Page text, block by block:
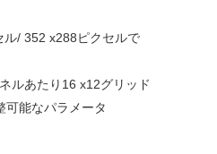
ル/ 352 x288ピクセルで
ルあたり16 x12グリッド
可能なパラメータ